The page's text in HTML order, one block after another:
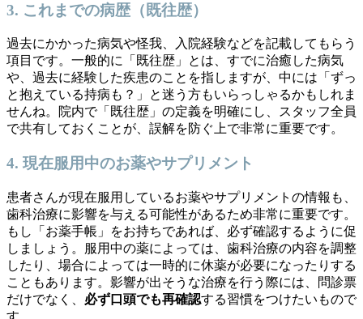
3. これまでの病歴（既往歴）
過去にかかった病気や怪我、入院経験などを記載してもらう
項目です。一般的に「既往歴」とは、すでに治癒した病気
や、過去に経験した疾患のことを指しますが、中には「ずっ
と抱えている持病も？」と迷う方もいらっしゃるかもしれま
せんね。院内で「既往歴」の定義を明確にし、スタッフ全員
で共有しておくことが、誤解を防ぐ上で非常に重要です。
4. 現在服用中のお薬やサプリメント
患者さんが現在服用しているお薬やサプリメントの情報も、
歯科治療に影響を与える可能性があるため非常に重要です。
もし「お薬手帳」をお持ちであれば、必ず確認するように促
しましょう。服用中の薬によっては、歯科治療の内容を調整
したり、場合によっては一時的に休薬が必要になったりする
こともあります。影響が出そうな治療を行う際には、問診票
だけでなく、 必ず口頭でも再確認する習慣をつけたいもので
す。